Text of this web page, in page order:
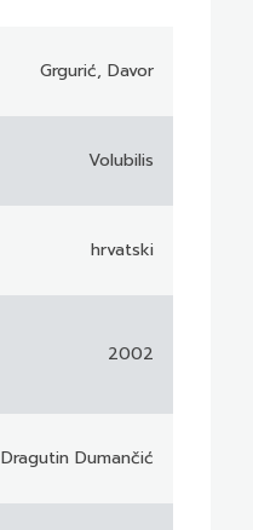
Grgurić, Davor
Volubilis
hrvatski
2002
Dragutin Dumančić